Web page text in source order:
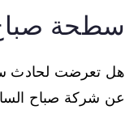
سطحة
هل تعرضت لحادث
عن شركة صباح